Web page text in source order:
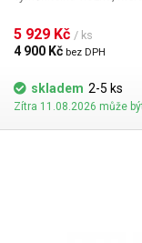
spolehlivému utáhnutí
utahovák s momentem utáhnutí
není dodáván s bitem
pro automatickou
dodáván včetně pryžové
5 929 Kč / ks
4 900 Kč bez DPH
skladem 2-5 ks
Zítra 11.08.2026 může